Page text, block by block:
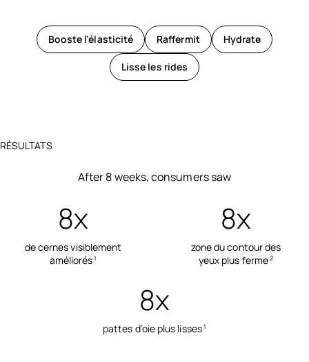
Booste l'élasticité Raffermit Hydrate
Lisse les rides
RÉSULTATS
After 8 weeks, consumers saw
8x
de cernes visiblement
améliorés1
8x
zone du contour des
yeux plus ferme2
8x
pattes d’oie plus lisses1